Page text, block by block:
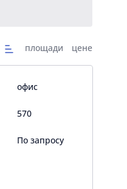
площади цене
офис
570
По запросу